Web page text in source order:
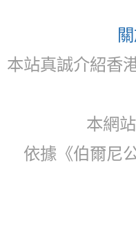
本站真誠介紹香
本網
依據《伯爾尼